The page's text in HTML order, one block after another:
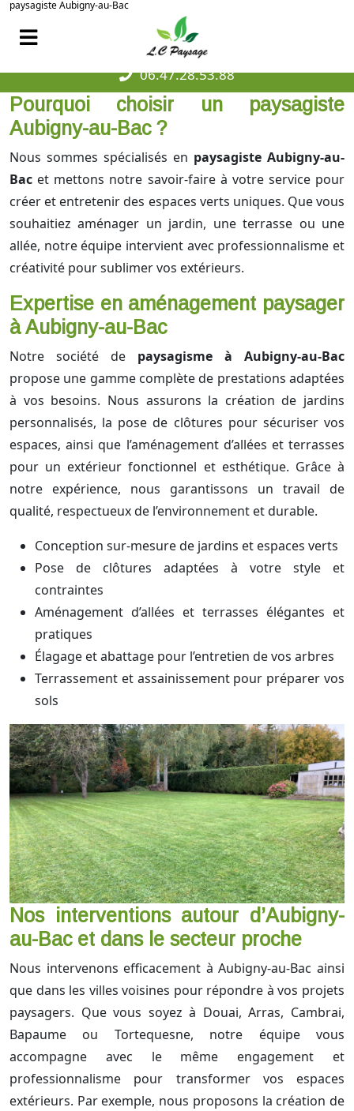
paysagiste Aubigny-au-Bac
06.47.28.53.88
Pourquoi choisir un paysagiste
Aubigny-au-Bac ?
Nous sommes spécialisés en paysagiste Aubigny-au-
Bac et mettons notre savoir-faire à votre service pour
créer et entretenir des espaces verts uniques. Que vous
souhaitiez aménager un jardin, une terrasse ou une
allée, notre équipe intervient avec professionnalisme et
créativité pour sublimer vos extérieurs.
Expertise en aménagement paysager
à Aubigny-au-Bac
Notre société de paysagisme à Aubigny-au-Bac
propose une gamme complète de prestations adaptées
à vos besoins. Nous assurons la création de jardins
personnalisés, la pose de clôtures pour sécuriser vos
espaces, ainsi que l’aménagement d’allées et terrasses
pour un extérieur fonctionnel et esthétique. Grâce à
notre expérience, nous garantissons un travail de
qualité, respectueux de l’environnement et durable.
Conception sur-mesure de jardins et espaces verts
Pose de clôtures adaptées à votre style et
contraintes
Aménagement d’allées et terrasses élégantes et
pratiques
Élagage et abattage pour l’entretien de vos arbres
Terrassement et assainissement pour préparer vos
sols
Nos interventions autour d’Aubigny-
au-Bac et dans le secteur proche
Nous intervenons efficacement à Aubigny-au-Bac ainsi
que dans les villes voisines pour répondre à vos projets
paysagers. Que vous soyez à Douai, Arras, Cambrai,
Bapaume ou Tortequesne, notre équipe vous
accompagne avec le même engagement et
professionnalisme pour transformer vos espaces
extérieurs. Par exemple, nous proposons la création de